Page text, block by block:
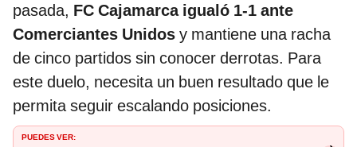
pasada, FC Cajamarca igualó 1-1 ante
Comerciantes Unidos y mantiene una racha
de cinco partidos sin conocer derrotas. Para
este duelo, necesita un buen resultado que le
permita seguir escalando posiciones.
PUEDES VER: